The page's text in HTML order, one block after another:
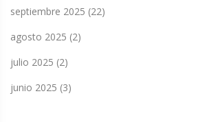
septiembre 2025 (22)
agosto 2025 (2)
julio 2025 (2)
junio 2025 (3)